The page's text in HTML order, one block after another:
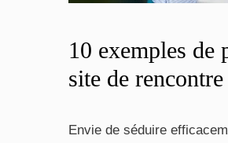
10 exemples de
site de rencontre
Envie de séduire